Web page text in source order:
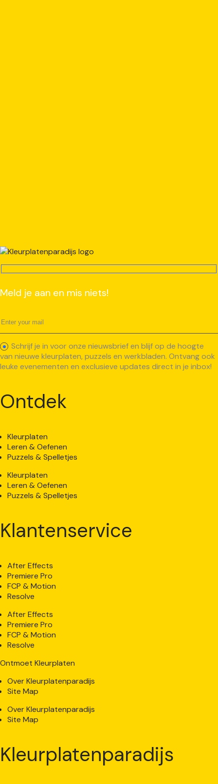
Meld je aan en mis niets!
Schrijf je in voor onze nieuwsbrief en blijf op de hoogte
van nieuwe kleurplaten, puzzels en werkbladen. Ontvang ook
leuke evenementen en exclusieve updates direct in je inbox!
Ontdek
Kleurplaten
Leren & Oefenen
Puzzels & Spelletjes
Kleurplaten
Leren & Oefenen
Puzzels & Spelletjes
Klantenservice
After Effects
Premiere Pro
FCP & Motion
Resolve
After Effects
Premiere Pro
FCP & Motion
Resolve
Ontmoet Kleurplaten
Over Kleurplatenparadijs
Site Map
Over Kleurplatenparadijs
Site Map
Kleurplatenparadijs